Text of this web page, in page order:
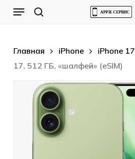
Menu
Главная iPhone iPhone 17
17, 512 ГБ, «шалфей» (eSIM)